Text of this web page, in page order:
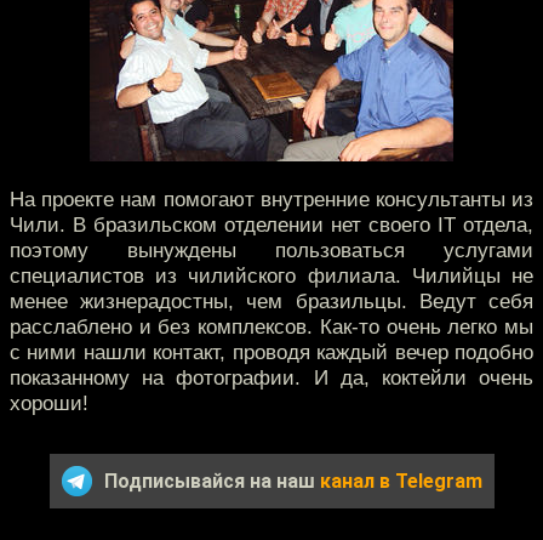
На проекте нам помогают внутренние консультанты из
Чили. В бразильском отделении нет своего IT отдела,
поэтому вынуждены пользоваться услугами
специалистов из чилийского филиала. Чилийцы не
менее жизнерадостны, чем бразильцы. Ведут себя
расслаблено и без комплексов. Как-то очень легко мы
с ними нашли контакт, проводя каждый вечер подобно
показанному на фотографии. И да, коктейли очень
хороши!
Подписывайся на наш канал в Telegram